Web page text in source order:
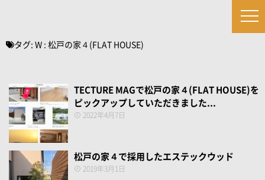
タグ: W : 松戸の家４(FLAT HOUSE)
TECTURE MAGで松戸の家４(FLAT HOUSE)を
ピックアップしていただきました...
2022年4月7日
松戸の家４で採用したエステックウッド
2019年3月1日